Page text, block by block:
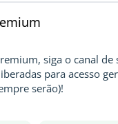
siga o canal
para acesso
serão)!